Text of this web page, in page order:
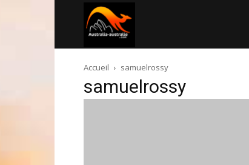
australie.com
Accueil samuelrossy
samuelrossy